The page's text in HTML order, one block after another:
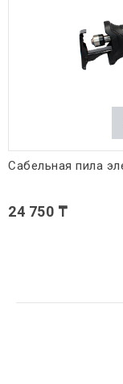
Сабельная пила
24 750 ₸